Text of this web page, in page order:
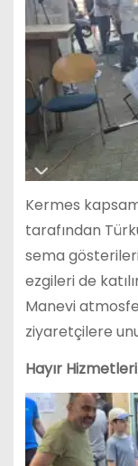
Kermes
tarafından
sema
ezgileri de
Manevi
ziyaretçilere
Hayır